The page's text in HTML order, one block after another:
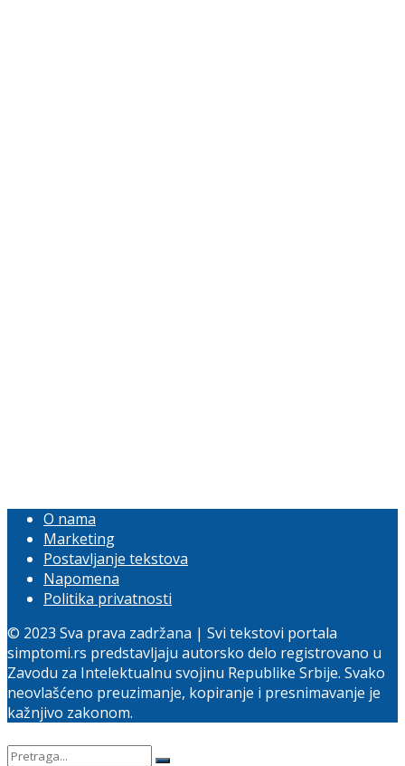
O nama
Marketing
Postavljanje tekstova
Napomena
Politika privatnosti
© 2023 Sva prava zadržana | Svi tekstovi portala
simptomi.rs predstavljaju autorsko delo registrovano u
Zavodu za Intelektualnu svojinu Republike Srbije. Svako
neovlašćeno preuzimanje, kopiranje i presnimavanje je
kažnjivo zakonom.